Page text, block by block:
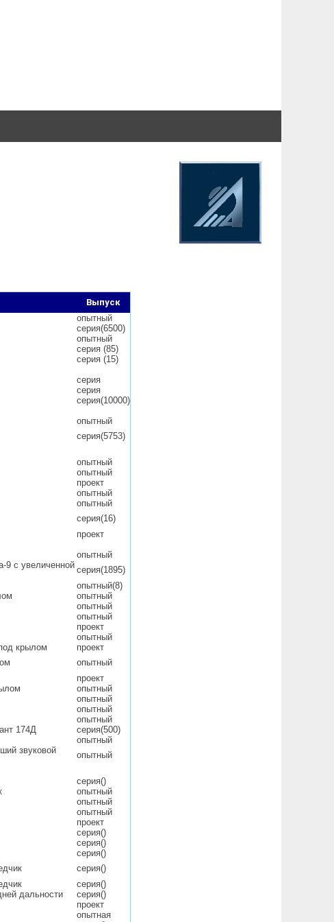
Выпуск
опытный
серия(6500)
опытный
серия (85)
серия (15)
серия
серия
серия(10000)
опытный
серия(5753)
опытный
опытный
проект
опытный
опытный
серия(16)
проект
опытный
9 с увеличеннойсерия(1895)
опытный(8)
опытный
опытный
опытный
проект
опытный
крылом
проект
опытный
проект
опытный
опытный
опытный
опытный
174Д
серия(500)
опытный
звуковой
опытный
серия()
опытный
опытный
опытный
проект
серия()
серия()
серия()
серия()
серия()
дальности
серия()
проект
опытная